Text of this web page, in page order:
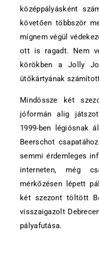
középpályásként
követően többször
mígnem végül
ott is ragadt. Nem
körökben a Jolly
ütőkártyának
Mindössze két
jóformán alig
1999-ben légiósnak
Beerschot
semmi érdemleges
interneten, még
mérkőzésen lépett
két szezont töltött
visszaigazolt
pályafutása.